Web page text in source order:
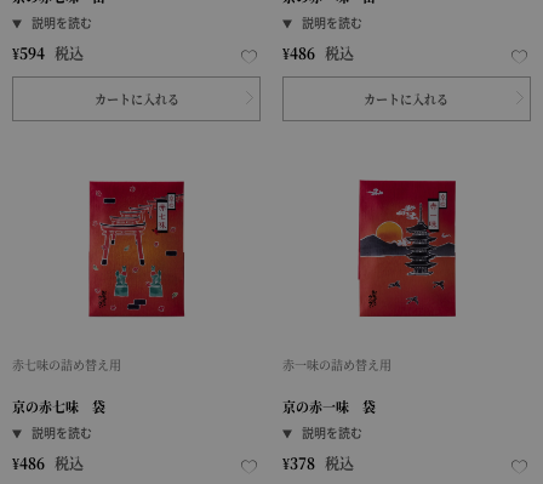
¥594 税込
カートに入れる
¥486 税込
カートに入れる
赤七味の詰め替え用
京の赤七味 袋
¥486 税込
赤一味の詰め替え用
京の赤一味 袋
¥378 税込